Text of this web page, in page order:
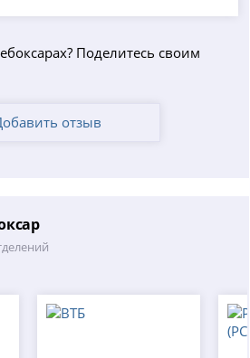
Поделитесь своим
отзыв